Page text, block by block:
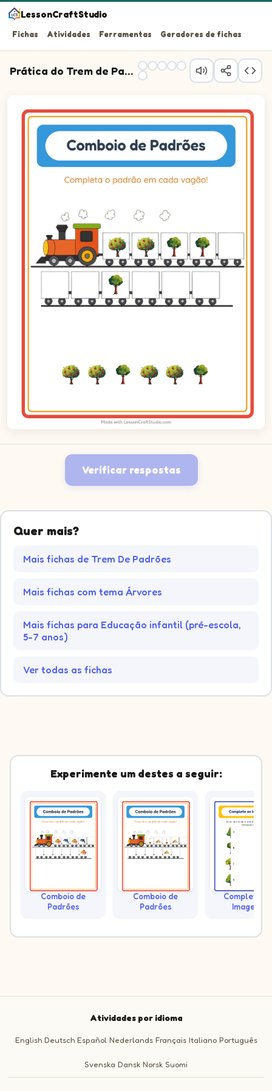
LessonCraftStudio
Fichas Atividades Ferramentas Geradores de fichas
Prática do Trem de Padrões
Questão 2: Arraste a figura correta para o vagão 2 e
Questão 3: Arraste a figura correta para o vagão 3 e
Questão 4: Arraste a figura correta para o vagão 4 e
Questão 5: Arraste a figura correta para o vagão 5 e
Questão 6: Arraste a figura correta para o vagão 6 e
Verificar respostas
Quer mais?
Mais fichas de Trem De Padrões
Mais fichas com tema Árvores
Mais fichas para Educação infantil (pré-escola,
5-7 anos)
Ver todas as fichas
Experimente um destes a seguir:
Comboio de
Padrões
Comboio de
Padrões
Complete as
Imagens
Atividades por idioma
English Deutsch Español Nederlands Français Italiano Português
Svenska Dansk Norsk Suomi